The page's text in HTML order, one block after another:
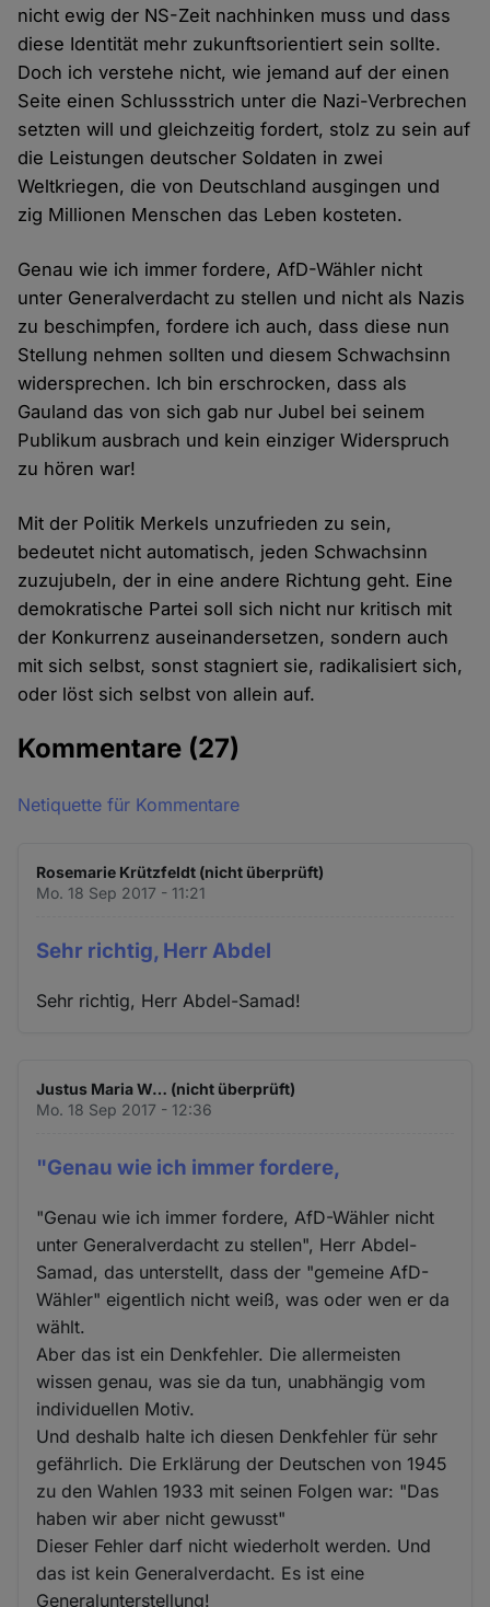
nicht ewig der NS-Zeit nachhinken muss und dass
diese Identität mehr zukunftsorientiert sein sollte.
Doch ich verstehe nicht, wie jemand auf der einen
Seite einen Schlussstrich unter die Nazi-Verbrechen
setzten will und gleichzeitig fordert, stolz zu sein auf
die Leistungen deutscher Soldaten in zwei
Weltkriegen, die von Deutschland ausgingen und
zig Millionen Menschen das Leben kosteten.
Genau wie ich immer fordere, AfD-Wähler nicht
unter Generalverdacht zu stellen und nicht als Nazis
zu beschimpfen, fordere ich auch, dass diese nun
Stellung nehmen sollten und diesem Schwachsinn
widersprechen. Ich bin erschrocken, dass als
Gauland das von sich gab nur Jubel bei seinem
Publikum ausbrach und kein einziger Widerspruch
zu hören war!
Mit der Politik Merkels unzufrieden zu sein,
bedeutet nicht automatisch, jeden Schwachsinn
zuzujubeln, der in eine andere Richtung geht. Eine
demokratische Partei soll sich nicht nur kritisch mit
der Konkurrenz auseinandersetzen, sondern auch
mit sich selbst, sonst stagniert sie, radikalisiert sich,
oder löst sich selbst von allein auf.
Kommentare (27)
Netiquette für Kommentare
Rosemarie Krützfeldt (nicht überprüft)
Mo. 18 Sep 2017 - 11:21
Sehr richtig, Herr Abdel
Sehr richtig, Herr Abdel-Samad!
Justus Maria W… (nicht überprüft)
Mo. 18 Sep 2017 - 12:36
"Genau wie ich immer fordere,
"Genau wie ich immer fordere, AfD-Wähler nicht
unter Generalverdacht zu stellen", Herr Abdel-
Samad, das unterstellt, dass der "gemeine AfD-
Wähler" eigentlich nicht weiß, was oder wen er da
wählt.
Aber das ist ein Denkfehler. Die allermeisten
wissen genau, was sie da tun, unabhängig vom
individuellen Motiv.
Und deshalb halte ich diesen Denkfehler für sehr
gefährlich. Die Erklärung der Deutschen von 1945
zu den Wahlen 1933 mit seinen Folgen war: "Das
haben wir aber nicht gewusst"
Dieser Fehler darf nicht wiederholt werden. Und
das ist kein Generalverdacht. Es ist eine
Generalunterstellung!